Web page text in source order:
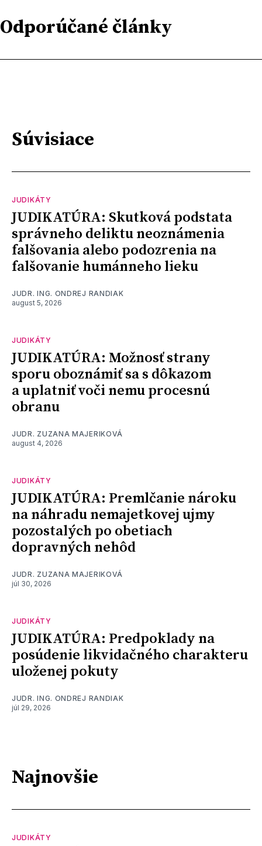
Odporúčané články
Súvisiace
JUDIKÁTY
JUDIKATÚRA: Skutková podstata
správneho deliktu neoznámenia
falšovania alebo podozrenia na
falšovanie humánneho lieku
JUDR. ING. ONDREJ RANDIAK
august 5, 2026
JUDIKÁTY
JUDIKATÚRA: Možnosť strany
sporu oboznámiť sa s dôkazom
a uplatniť voči nemu procesnú
obranu
JUDR. ZUZANA MAJERIKOVÁ
august 4, 2026
JUDIKÁTY
JUDIKATÚRA: Premlčanie nároku
na náhradu nemajetkovej ujmy
pozostalých po obetiach
dopravných nehôd
JUDR. ZUZANA MAJERIKOVÁ
júl 30, 2026
JUDIKÁTY
JUDIKATÚRA: Predpoklady na
posúdenie likvidačného charakteru
uloženej pokuty
JUDR. ING. ONDREJ RANDIAK
júl 29, 2026
Najnovšie
JUDIKÁTY